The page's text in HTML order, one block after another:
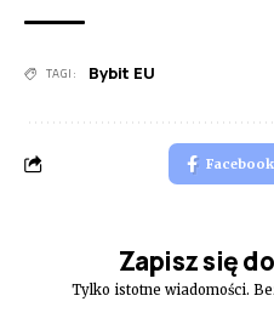
TAGI: Bybit EU
Facebook
Zapisz się
Tylko istotne wiadomości.